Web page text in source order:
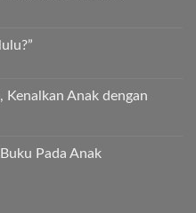
Kenalkan Anak dengan
Pada Anak